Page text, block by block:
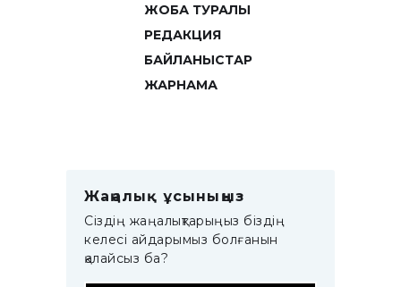
ЖОБА ТУРАЛЫ
РЕДАКЦИЯ
БАЙЛАНЫСТАР
ЖАРНАМА
Жаңалық ұсыныңыз
Сіздің жаңалықтарыңыз біздің
келесі айдарымыз болғанын
қалайсыз ба?